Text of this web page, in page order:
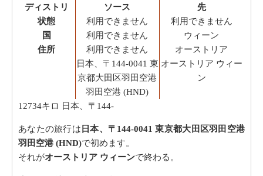
ディストリ
状態
国
住所
ソース
利用できません
利用できません
利用できません
日本、〒144-0041 東
京都大田区羽田空港
羽田空港 (HND)
先
利用できません
ウィーン
オーストリア
オーストリア ウィー
ン
12734キロ 日本、〒144-
あなたの旅行は 日本、〒144-0041 東京都大田区羽田空港
羽田空港 (HND)で初めます。
それがオーストリア ウィーンで終わる。